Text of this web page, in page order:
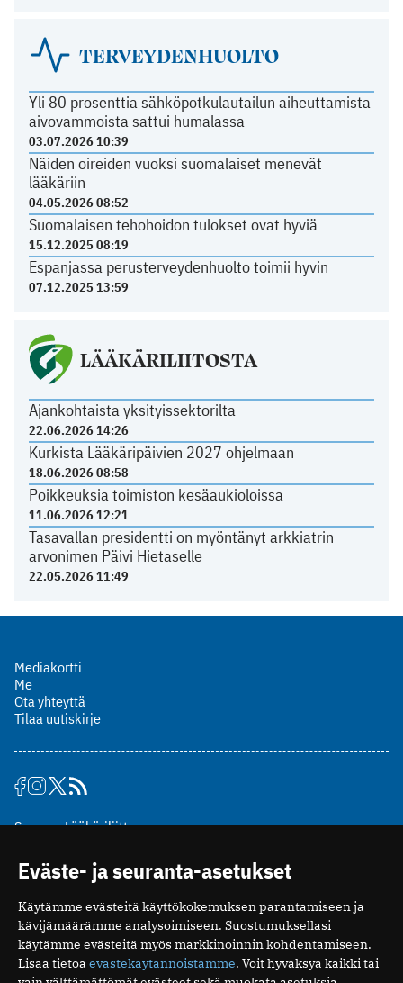
TERVEYDENHUOLTO
Yli 80 prosenttia sähköpotkulautailun aiheuttamista
aivovammoista sattui humalassa
03.07.2026 10:39
Näiden oireiden vuoksi suomalaiset menevät
lääkäriin
04.05.2026 08:52
Suomalaisen tehohoidon tulokset ovat hyviä
15.12.2025 08:19
Espanjassa perusterveydenhuolto toimii hyvin
07.12.2025 13:59
LÄÄKÄRILIITOSTA
Ajankohtaista yksityissektorilta
22.06.2026 14:26
Kurkista Lääkäripäivien 2027 ohjelmaan
18.06.2026 08:58
Poikkeuksia toimiston kesäaukioloissa
11.06.2026 12:21
Tasavallan presidentti on myöntänyt arkkiatrin
arvonimen Päivi Hietaselle
22.05.2026 11:49
Mediakortti
Me
Ota yhteyttä
Tilaa uutiskirje
Suomen Lääkäriliitto
00510 Helsinki
puh. (09) 393 091
toimitus@potilaanlaakarilehti.fi
ISSN 2323-9476
Eväste- ja seuranta-asetukset
Käytämme evästeitä käyttökokemuksen parantamiseen ja
kävijämäärämme analysoimiseen. Suostumuksellasi
käytämme evästeitä myös markkinoinnin kohdentamiseen.
Lisää tietoa evästekäytännöistämme. Voit hyväksyä kaikki tai